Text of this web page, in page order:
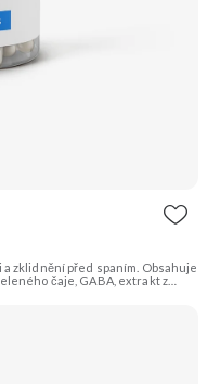
zklidnění před spaním. Obsahuje
čaje, GABA, extrakt z